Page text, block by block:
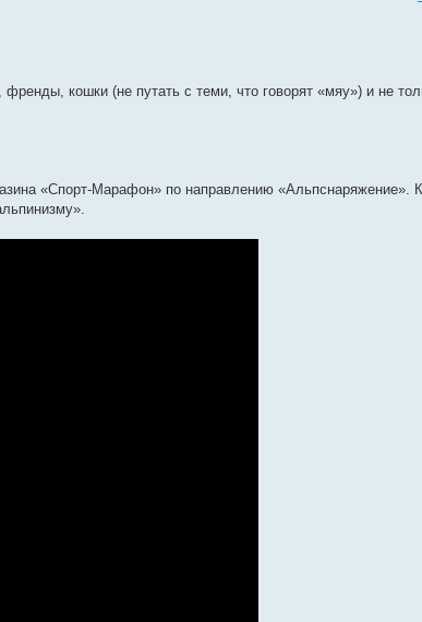
кошки (не путать с теми, что говорят «мяу») и не
«Спорт-Марафон» по направлению «Альпснаряжение».